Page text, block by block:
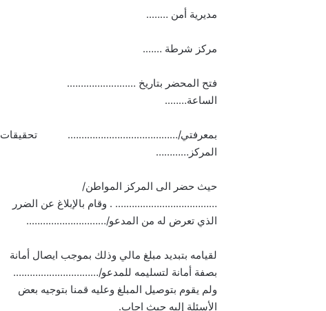
مديرية أمن ……..
مركز شرطة …….
فتح المحضر بتاريخ …………………….
الساعة……..
بمعرفتي/…………………………………. تحقيقات
المركز…………
حيث حضر الى المركز المواطن/
………………………………. . وقام بالإبلاغ عن الضرر
الذي تعرض له من المدعو/………………………..
لقيامه بتبديد مبلغ مالي وذلك بموجب ايصال أمانة
بصفة أمانة لتسليمه للمدعو/………………………….
ولم يقوم بتوصيل المبلغ وعليه قمنا بتوجيه بعض
الأسئلة إليه حيث اجاب.